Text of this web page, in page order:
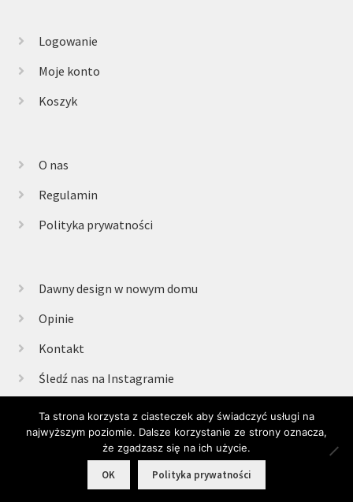
Logowanie
Moje konto
Koszyk
O nas
Regulamin
Polityka prywatności
Dawny design w nowym domu
Opinie
Kontakt
Śledź nas na Instagramie
© Retrogabinet 2025
Ta strona korzysta z ciasteczek aby świadczyć usługi na
najwyższym poziomie. Dalsze korzystanie ze strony oznacza,
że zgadzasz się na ich użycie.
OK Polityka prywatności